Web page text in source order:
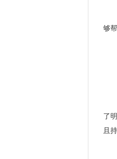
够
了
且